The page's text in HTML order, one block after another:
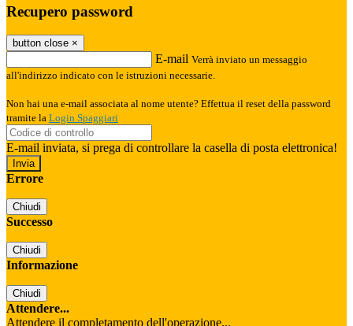
Recupero password
button close ×
E-mail Verrà inviato un messaggio
all'indirizzo indicato con le istruzioni necessarie.
Non hai una e-mail associata al nome utente? Effettua il reset della password
tramite la Login Spaggiari
E-mail inviata, si prega di controllare la casella di posta elettronica!
Errore
Chiudi
Successo
Chiudi
Informazione
Chiudi
Attendere...
Attendere il completamento dell'operazione...